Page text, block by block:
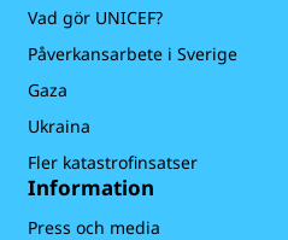
Vad gör UNICEF?
Påverkansarbete i Sverige
Gaza
Ukraina
Fler katastrofinsatser
Information
Press och media